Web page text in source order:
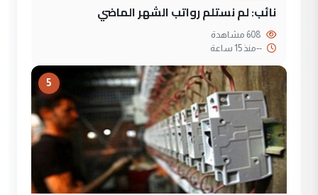
نائب: لم نستلم رواتب الشهر الماضي
--منذ 15 ساعة
5